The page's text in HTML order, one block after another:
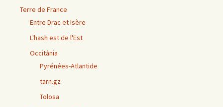
Terre de France
Entre Drac et Isère
L'hash est de l'Est
Occitània
Pyrénées-Atlantide
tarn.gz
Tolosa